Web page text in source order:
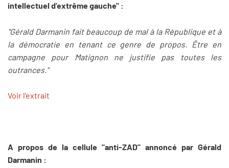
intellectuel d'extrême gauche" :
"Gérald Darmanin fait beaucoup de mal à la République et à
la démocratie en tenant ce genre de propos. Être en
campagne pour Matignon ne justifie pas toutes les
outrances."
Voir l'extrait
A propos de la cellule "anti-ZAD" annoncé par Gérald
Darmanin :